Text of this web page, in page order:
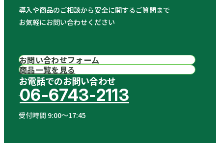
導入や商品のご相談から安全に関するご質問まで
お気軽にお問い合わせください
お電話でのお問い合わせ
06-6743-2113
受付時間 9:00〜17:45
お問い合わせフォーム
商品一覧を見る